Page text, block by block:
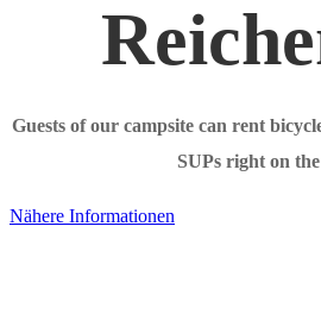
Guests of our campsite can rent
SUPs right on
Nähere Informationen